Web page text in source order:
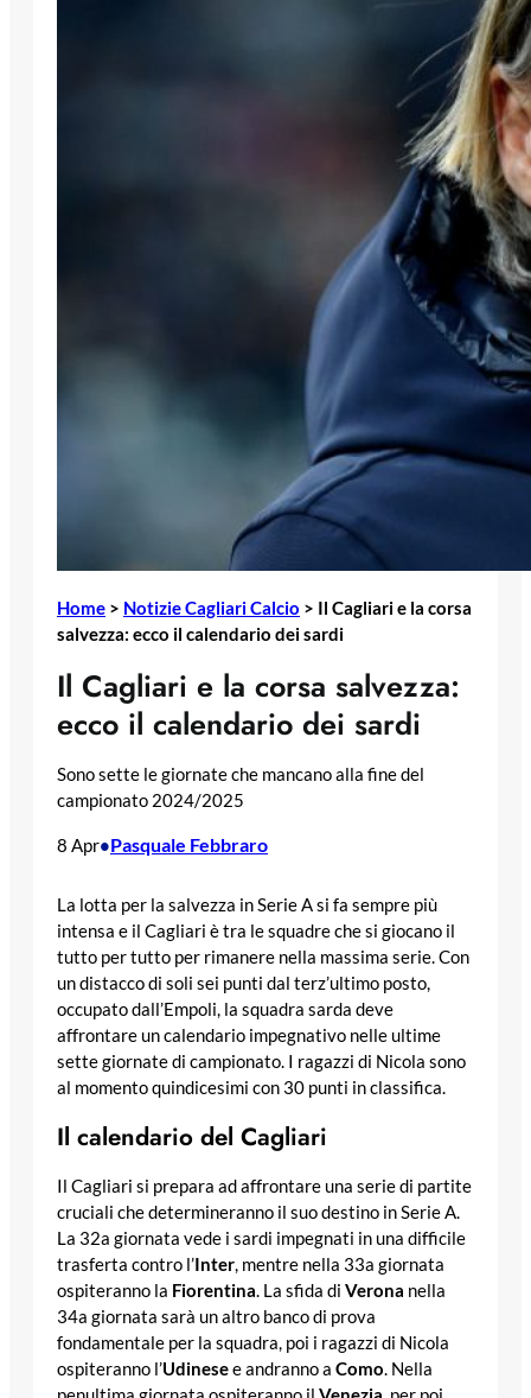
Home > Notizie Cagliari Calcio > Il Cagliari e la corsa
salvezza: ecco il calendario dei sardi
Il Cagliari e la corsa salvezza:
ecco il calendario dei sardi
Sono sette le giornate che mancano alla fine del
campionato 2024/2025
8 Apr•Pasquale Febbraro
La lotta per la salvezza in Serie A si fa sempre più
intensa e il Cagliari è tra le squadre che si giocano il
tutto per tutto per rimanere nella massima serie. Con
un distacco di soli sei punti dal terz’ultimo posto,
occupato dall’Empoli, la squadra sarda deve
affrontare un calendario impegnativo nelle ultime
sette giornate di campionato. I ragazzi di Nicola sono
al momento quindicesimi con 30 punti in classifica.
Il calendario del Cagliari
Il Cagliari si prepara ad affrontare una serie di partite
cruciali che determineranno il suo destino in Serie A.
La 32a giornata vede i sardi impegnati in una difficile
trasferta contro l’Inter, mentre nella 33a giornata
ospiteranno la Fiorentina. La sfida di Verona nella
34a giornata sarà un altro banco di prova
fondamentale per la squadra, poi i ragazzi di Nicola
ospiteranno l’Udinesee andranno a Como. Nella